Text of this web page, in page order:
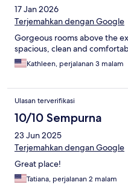
17 Jan 2026
Terjemahkan dengan Google
Gorgeous rooms above the
spacious, clean and
Kathleen, perjalanan 3 malam
Ulasan terverifikasi
10/10 Sempurna
23 Jun 2025
Terjemahkan dengan Google
Great place!
Tatiana, perjalanan 2 malam